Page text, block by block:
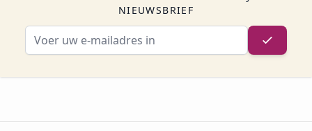
NIEUWSBRIEF